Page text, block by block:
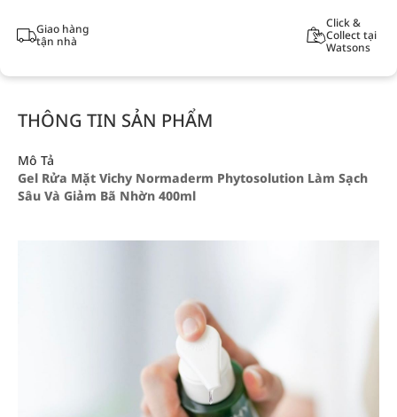
Giao hàng
tận nhà
Click &
Collect tại
Watsons
THÔNG TIN SẢN PHẨM
Mô Tả
Gel Rửa Mặt Vichy Normaderm Phytosolution Làm Sạch
Sâu Và Giảm Bã Nhờn 400ml